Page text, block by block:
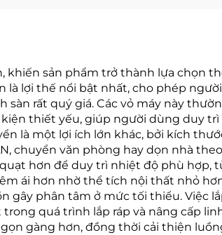
khiến sản phẩm trở thành lựa chọn
lợi thế nổi bật nhất, cho phép
rất quý giá. Các vỏ máy này
thiết yếu, giúp người dùng duy
là một lợi ích lớn khác, bởi kích
văn phòng hay dọn nhà
hơn để duy trì nhiệt độ phù hợp,
ái hơn nhờ thể tích nội thất nhỏ
gây phân tâm ở mức tối thiểu. Việc
quá trình lắp ráp và nâng cấp
gàng hơn, đồng thời cải thiện